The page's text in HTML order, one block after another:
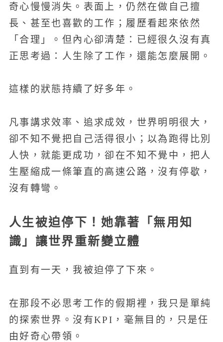
奇心慢慢消失。表面上，仍然在做自己擅
長、甚至也喜歡的工作；履歷看起來依然
「合理」。但內心卻清楚：已經很久沒有真
正思考過：人生除了工作，還能怎麼展開。
這樣的狀態持續了好多年。
凡事講求效率、追求成效，世界明明很大，
卻不知不覺把自己活得很小；以為跑得比別
人快，就能更成功，卻在不知不覺中，把人
生壓縮成一條筆直的高速公路，沒有停歇，
沒有轉彎。
人生被迫停下！她靠著「無用知
識」讓世界重新變立體
直到有一天，我被迫停了下來。
在那段不必思考工作的假期裡，我只是單純
的探索世界。沒有KPI，毫無目的，只是任
由好奇心帶領。